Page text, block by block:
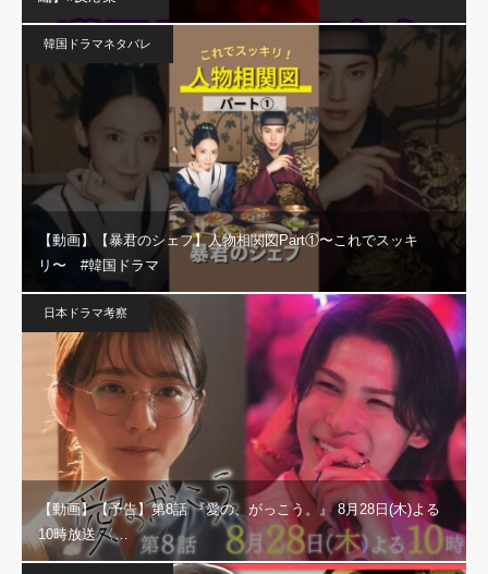
韓国ドラマネタバレ
【動画】【暴君のシェフ】人物相関図Part①〜これでスッキ
リ〜 #韓国ドラマ
日本ドラマ考察
【動画】【予告】第8話 『愛の、がっこう。』 8月28日(木)よる
10時放送 〈…